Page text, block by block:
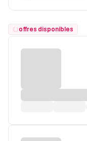
offres disponibles